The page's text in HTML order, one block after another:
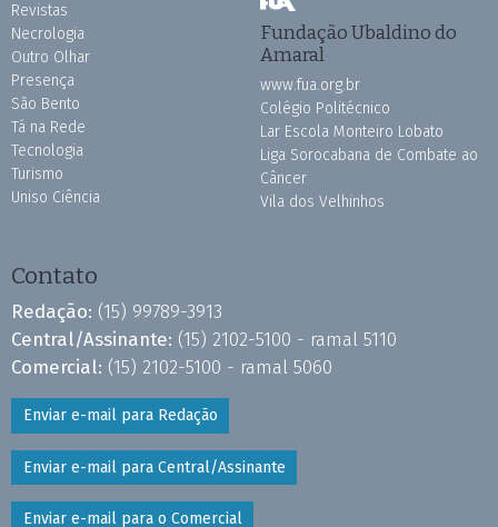
Revistas
Necrologia
Outro Olhar
Presença
São Bento
Tá na Rede
Tecnologia
Turismo
Uniso Ciência
Fundação Ubaldino do
Amaral
www.fua.org.br
Colégio Politécnico
Lar Escola Monteiro Lobato
Liga Sorocabana de Combate ao
Câncer
Vila dos Velhinhos
Contato
Redação: (15) 99789-3913
Central/Assinante: (15) 2102-5100 - ramal 5110
Comercial: (15) 2102-5100 - ramal 5060
Enviar e-mail para Redação
Enviar e-mail para Central/Assinante
Enviar e-mail para o Comercial